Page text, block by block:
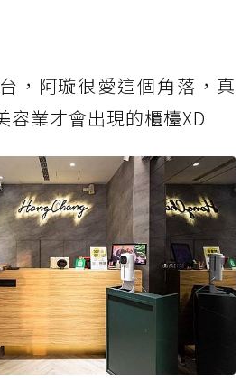
，阿璇很愛這個角落，真
容業才會出現的櫃檯XD